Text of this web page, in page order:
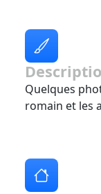
Quelques
romain et les